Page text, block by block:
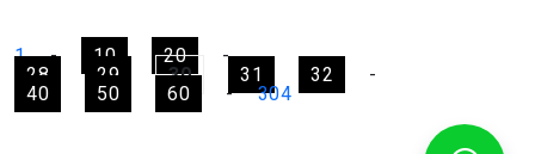
1 - 10 20
-
28
29 30 31 32
-
40
50 60 - 304